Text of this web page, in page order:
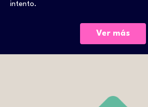
intento.
Ver más